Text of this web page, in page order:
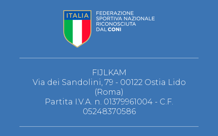
Contatti
News
Cookies Accept
Newsletter
Webinar
Corsi Monotematici
Corsi di Specializzazione
Corsi FIJLKAM-FISDIR
Corsi Preparatore Fisico
Edutraining class - Didattica infantile
Corso Direttore di Gara
FIJLKAM
Via dei Sandolini, 79 - 00122 Ostia Lido
(Roma)
Partita I.V.A. n. 01379961004 - C.F.
05248370586